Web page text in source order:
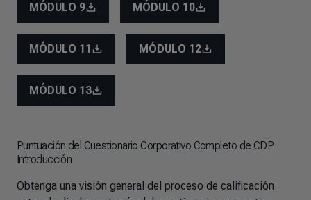
MÓDULO 9 MÓDULO 10
MÓDULO 11 MÓDULO 12
MÓDULO 13
Puntuación del Cuestionario Corporativo Completo de CDP
Introducción
Obtenga una visión general del proceso de calificación